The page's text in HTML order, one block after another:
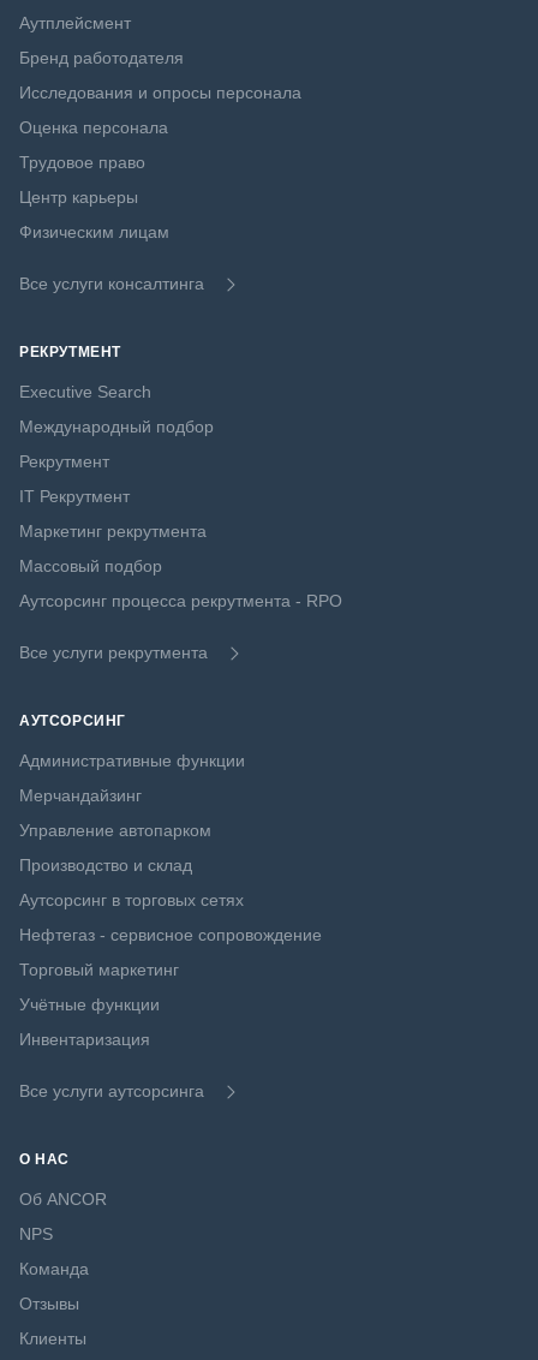
Аутплейсмент
Бренд работодателя
Исследования и опросы персонала
Оценка персонала
Трудовое право
Центр карьеры
Физическим лицам
Все услуги консалтинга
РЕКРУТМЕНТ
Executive Search
Международный подбор
Рекрутмент
IT Рекрутмент
Маркетинг рекрутмента
Массовый подбор
Аутсорсинг процесса рекрутмента - RPO
Все услуги рекрутмента
АУТСОРСИНГ
Административные функции
Мерчандайзинг
Управление автопарком
Производство и склад
Аутсорсинг в торговых сетях
Нефтегаз - сервисное сопровождение
Торговый маркетинг
Учётные функции
Инвентаризация
Все услуги аутсорсинга
О НАС
Об ANCOR
NPS
Команда
Отзывы
Клиенты